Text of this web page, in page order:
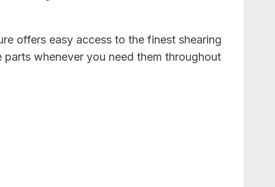
offers easy access to the finest shearing
whenever you need them throughout